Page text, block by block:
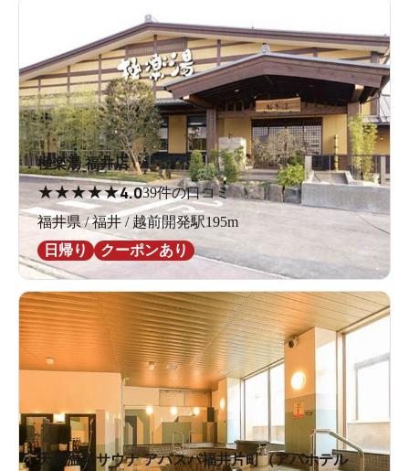
極楽湯 福井店
★★★★★4.039件の口コミ
福井県 / 福井 / 越前開発駅195m
日帰り
クーポンあり
天然温泉サウナ アパスパ福井片町（アパホテル